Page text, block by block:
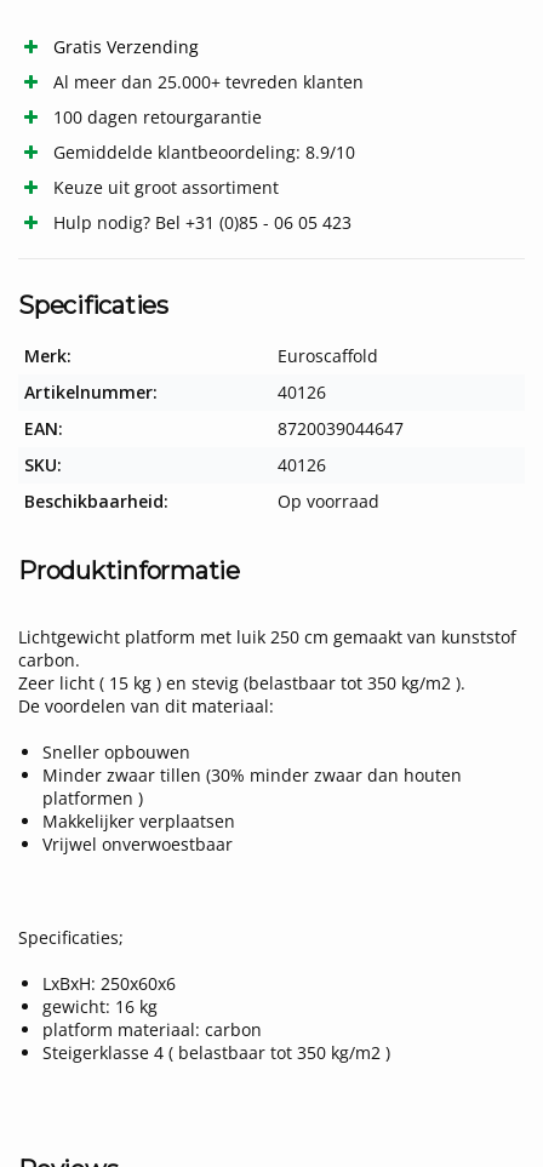
Gratis Verzending
Al meer dan 25.000+ tevreden klanten
100 dagen retourgarantie
Gemiddelde klantbeoordeling: 8.9/10
Keuze uit groot assortiment
Hulp nodig? Bel +31 (0)85 - 06 05 423
Specificaties
Merk:
Euroscaffold
Artikelnummer:
40126
EAN:
8720039044647
SKU:
40126
Beschikbaarheid:
Op voorraad
Produktinformatie
Lichtgewicht platform met luik 250 cm gemaakt van kunststof
carbon.
Zeer licht ( 15 kg ) en stevig (belastbaar tot 350 kg/m2 ).
De voordelen van dit materiaal:
Sneller opbouwen
Minder zwaar tillen (30% minder zwaar dan houten
platformen )
Makkelijker verplaatsen
Vrijwel onverwoestbaar
Specificaties;
LxBxH: 250x60x6
gewicht: 16 kg
platform materiaal: carbon
Steigerklasse 4 ( belastbaar tot 350 kg/m2 )